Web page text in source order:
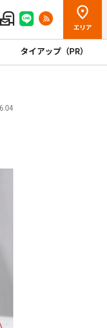
エリア
タイアップ（PR）